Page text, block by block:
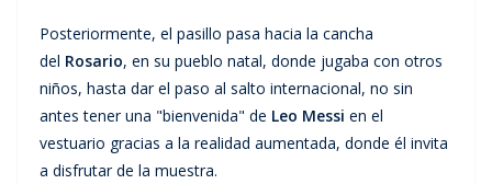
Posteriormente, el pasillo pasa hacia la cancha
del Rosario, en su pueblo natal, donde jugaba con otros
niños, hasta dar el paso al salto internacional, no sin
antes tener una "bienvenida" de Leo Messi en el
vestuario gracias a la realidad aumentada, donde él invita
a disfrutar de la muestra.